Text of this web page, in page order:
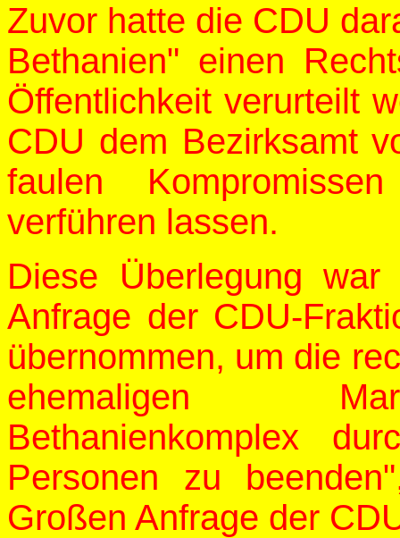
Zuvor hatte die CDU
Bethanien" einen
Öffentlichkeit verurteilt
CDU dem Bezirksamt
faulen
verführen lassen.
Diese Überlegung
Anfrage der CDU-
übernommen, um die
ehemaligen
Bethanienkomplex
Personen zu
Großen Anfrage der